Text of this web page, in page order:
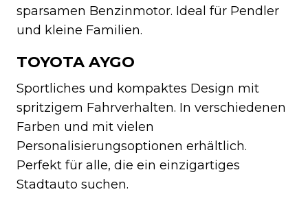
sparsamen Benzinmotor. Ideal für Pendler
und kleine Familien.
TOYOTA AYGO
Sportliches und kompaktes Design mit
spritzigem Fahrverhalten. In verschiedenen
Farben und mit vielen
Personalisierungsoptionen erhältlich.
Perfekt für alle, die ein einzigartiges
Stadtauto suchen.